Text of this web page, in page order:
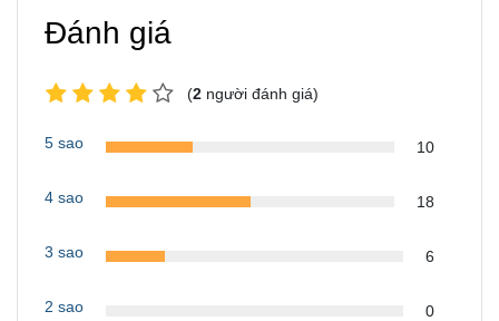
hs=61ff63aec7928f149039d62a53a3f7fa*
Gift</a>
* * *
Đánh giá
(2 người đánh giá)
5 sao 10
4 sao 18
3 sao 6
2 sao 0